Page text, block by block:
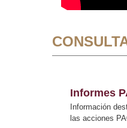
Informes
Información
las acciones